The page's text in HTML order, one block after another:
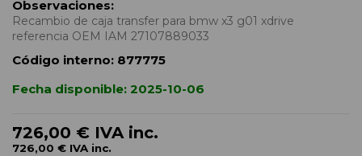
Observaciones:
Recambio de caja transfer para bmw x3 g01 xdrive
referencia OEM IAM 27107889033
Código interno: 877775
Fecha disponible: 2025-10-06
726,00 € IVA inc.
726,00 € IVA inc.